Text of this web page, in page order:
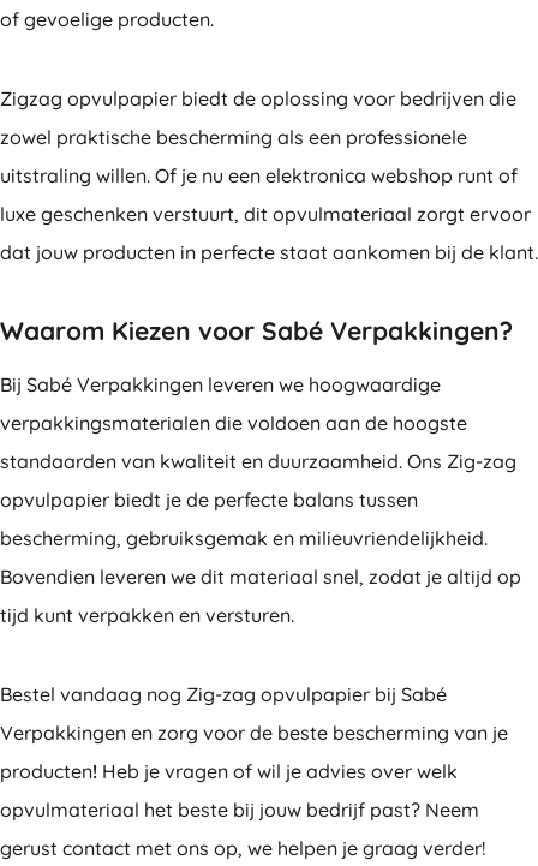
of gevoelige producten.
Zigzag opvulpapier biedt de oplossing voor bedrijven die
zowel praktische bescherming als een professionele
uitstraling willen. Of je nu een elektronica webshop runt of
luxe geschenken verstuurt, dit opvulmateriaal zorgt ervoor
dat jouw producten in perfecte staat aankomen bij de klant.
Waarom Kiezen voor Sabé Verpakkingen?
Bij Sabé Verpakkingen leveren we hoogwaardige
verpakkingsmaterialen die voldoen aan de hoogste
standaarden van kwaliteit en duurzaamheid. Ons Zig-zag
opvulpapier biedt je de perfecte balans tussen
bescherming, gebruiksgemak en milieuvriendelijkheid.
Bovendien leveren we dit materiaal snel, zodat je altijd op
tijd kunt verpakken en versturen.
Bestel vandaag nog Zig-zag opvulpapier bij Sabé
Verpakkingen en zorg voor de beste bescherming van je
producten! Heb je vragen of wil je advies over welk
opvulmateriaal het beste bij jouw bedrijf past? Neem
gerust contact met ons op, we helpen je graag verder!